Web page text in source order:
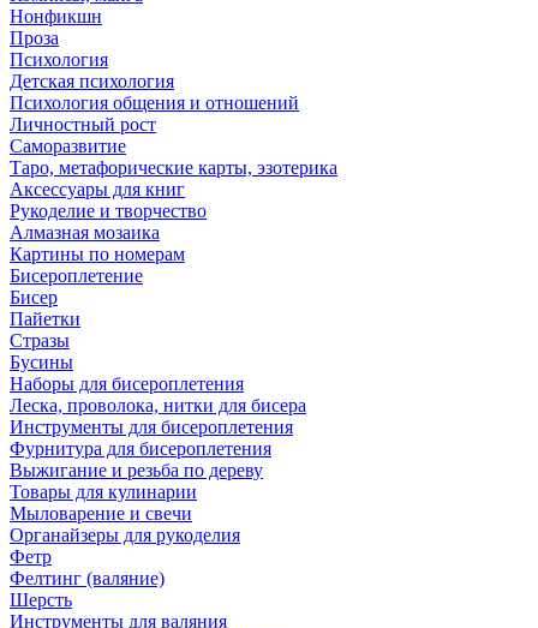
Нонфикшн
Проза
Психология
Детская психология
Психология общения и отношений
Личностный рост
Саморазвитие
Таро, метафорические карты, эзотерика
Аксессуары для книг
Рукоделие и творчество
Алмазная мозаика
Картины по номерам
Бисероплетение
Бисер
Пайетки
Стразы
Бусины
Наборы для бисероплетения
Леска, проволока, нитки для бисера
Инструменты для бисероплетения
Фурнитура для бисероплетения
Выжигание и резьба по дереву
Товары для кулинарии
Мыловарение и свечи
Органайзеры для рукоделия
Фетр
Фелтинг (валяние)
Шерсть
Инструменты для валяния